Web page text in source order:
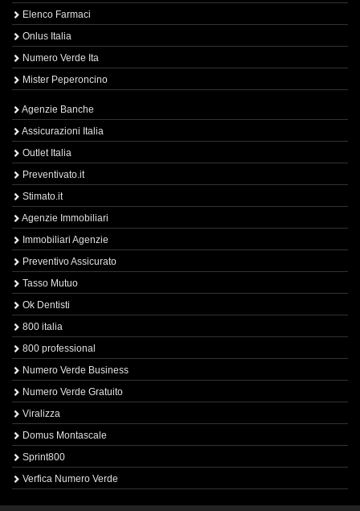
Elenco Farmaci
Onlus Italia
Numero Verde Ita
Mister Peperoncino
Agenzie Banche
Assicurazioni Italia
Outlet Italia
Preventivato.it
Stimato.it
Agenzie Immobiliari
Immobiliari Agenzie
Preventivo Assicurato
Tasso Mutuo
Ok Dentisti
800 italia
800 professional
Numero Verde Business
Numero Verde Gratuito
Viralizza
Domus Montascale
Sprint800
Verfica Numero Verde